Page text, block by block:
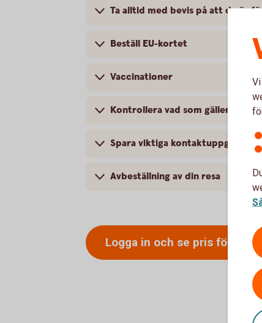
Ta alltid med bevis på att du är
Beställ EU-kortet
Vaccinationer
Kontrollera vad som gäller för
Spara viktiga kontaktuppgifter
Avbeställning av din resa
Logga in och se pris för